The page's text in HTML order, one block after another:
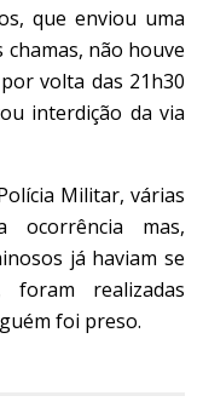
que enviou uma
não houve
volta das 21h30
interdição da via
Militar, várias
ocorrência mas,
já haviam se
foram realizadas
foi preso.